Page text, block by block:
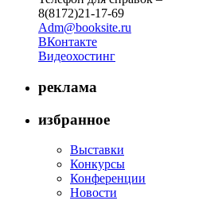
8(8172)21-17-69
Adm@booksite.ru
ВКонтакте
Видеохостинг
реклама
избранное
Выставки
Конкурсы
Конференции
Новости